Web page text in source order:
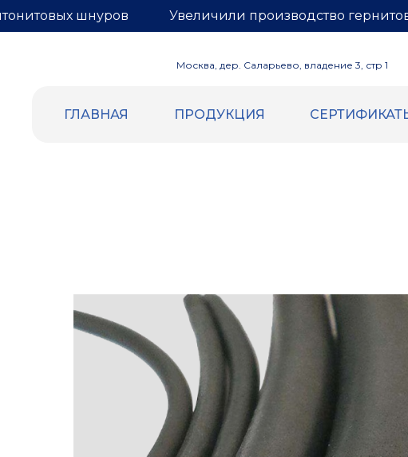
Увеличили производство
шнуров
Москва, дер. Саларьево, владение 3, стр 1
ГЛАВНАЯ ПРОДУКЦИЯ
Отражающая изоляция (Фольга |
Лавсан)
Подложка под теплый пол (Лавсан |
Упаковочные материалы